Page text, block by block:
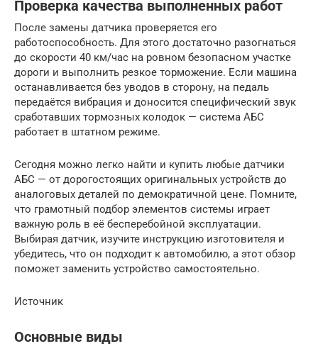
Проверка качества выполненных работ
После замены датчика проверяется его
работоспособность. Для этого достаточно разогнаться
до скорости 40 км/час на ровном безопасном участке
дороги и выполнить резкое торможение. Если машина
останавливается без уводов в сторону, на педаль
передаётся вибрация и доносится специфический звук
сработавших тормозных колодок — система АБС
работает в штатном режиме.
Сегодня можно легко найти и купить любые датчики
АБС — от дорогостоящих оригинальных устройств до
аналоговых деталей по демократичной цене. Помните,
что грамотный подбор элементов системы играет
важную роль в её бесперебойной эксплуатации.
Выбирая датчик, изучите инструкцию изготовителя и
убедитесь, что он подходит к автомобилю, а этот обзор
поможет заменить устройство самостоятельно.
Источник
Основные виды